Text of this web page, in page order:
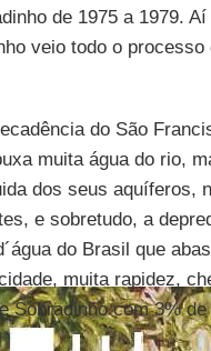
de 1975 a 1979.
veio todo o
do São
muita água do rio,
dos seus aquíferos,
e sobretudo, a
do Brasil que
muita rapidez,
Sobradinho com 3%